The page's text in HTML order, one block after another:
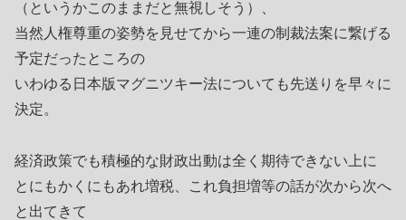
（というかこのままだと無視しそう）、
当然人権尊重の姿勢を見せてから一連の制裁法案に繋げる
予定だったところの
いわゆる日本版マグニツキー法についても先送りを早々に
決定。
経済政策でも積極的な財政出動は全く期待できない上に
とにもかくにもあれ増税、これ負担増等の話が次から次へ
と出てきて